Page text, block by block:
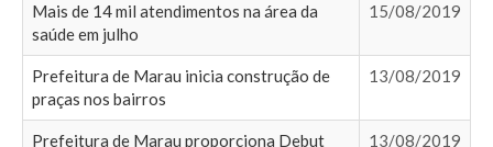
Mais de 14 mil atendimentos na área da
saúde em julho
15/08/2019
Prefeitura de Marau inicia construção de
praças nos bairros
13/08/2019
Prefeitura de Marau proporciona Debut
13/08/2019